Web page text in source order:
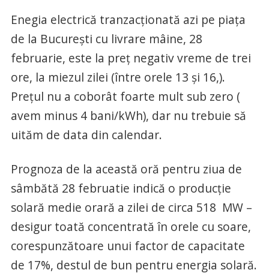
Enegia electrică tranzacționată azi pe piața
de la București cu livrare mâine, 28
februarie, este la preț negativ vreme de trei
ore, la miezul zilei (între orele 13 și 16,).
Prețul nu a coborât foarte mult sub zero (
avem minus 4 bani/kWh), dar nu trebuie să
uităm de data din calendar.
Prognoza de la această oră pentru ziua de
sâmbătă 28 februatie indică o producție
solară medie orară a zilei de circa 518 MW –
desigur toată concentrată în orele cu soare,
corespunzătoare unui factor de capacitate
de 17%, destul de bun pentru energia solară.